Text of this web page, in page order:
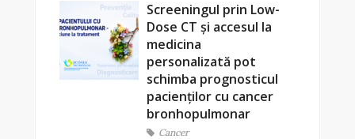
Screeningul prin Low-
Dose CT și accesul la
medicina
personalizată pot
schimba prognosticul
pacienților cu cancer
bronhopulmonar
Cancer